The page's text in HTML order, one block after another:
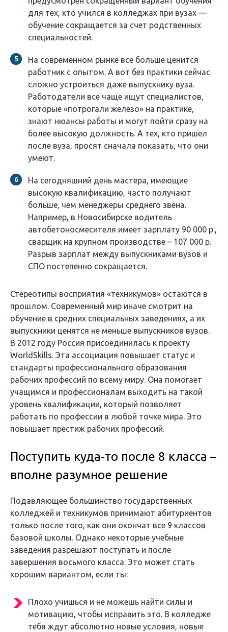
для тех, кто учился в колледжах при вузах —
обучение сокращается за счет родственных
специальностей.
На современном рынке все больше ценится
работник с опытом. А вот без практики сейчас
сложно устроиться даже выпускнику вуза.
Работодатели все чаще ищут специалистов,
которые «потрогали железо» на практике,
знают нюансы работы и могут пойти сразу на
более высокую должность. А тех, кто пришел
после вуза, просят сначала показать, что они
умеют.
На сегодняшний день мастера, имеющие
высокую квалификацию, часто получают
больше, чем менеджеры среднего звена.
Например, в Новосибирске водитель
автобетоносмесителя имеет зарплату 90 000 р.,
сварщик на крупном производстве – 107 000 р.
Разрыв зарплат между выпускниками вузов и
СПО постепенно сокращается.
Стереотипы восприятия «техникумов» остаются в
прошлом. Современный мир иначе смотрит на
обучение в средних специальных заведениях, а их
выпускники ценятся не меньше выпускников вузов.
В 2012 году Россия присоединилась к проекту
WorldSkills. Эта ассоциация повышает статус и
стандарты профессионального образования
рабочих профессий по всему миру. Она помогает
учащимся и профессионалам выходить на такой
уровень квалификации, который позволяет
работать по профессии в любой точке мира. Это
повышает престиж рабочих профессий.
Поступить куда-то после 8 класса –
вполне разумное решение
Подавляющее большинство государственных
колледжей и техникумов принимают абитуриентов
только после того, как они окончат все 9 классов
базовой школы. Однако некоторые учебные
заведения разрешают поступать и после
завершения восьмого класса. Это может стать
хорошим вариантом, если ты:
Плохо учишься и не можешь найти силы и
мотивацию, чтобы исправить это. В колледже
тебя ждут абсолютно новые условия, новые